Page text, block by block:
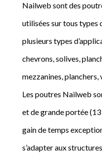
Nailweb sont des
utilisées sur tous types
plusieurs types
chevrons, solives,
mezzanines, planchers,
Les poutres Nailweb
et de grande portée
gain de temps
s’adapter aux